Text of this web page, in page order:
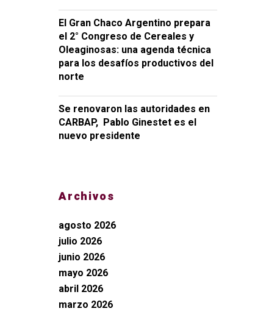
El Gran Chaco Argentino prepara
el 2° Congreso de Cereales y
Oleaginosas: una agenda técnica
para los desafíos productivos del
norte
Se renovaron las autoridades en
CARBAP, Pablo Ginestet es el
nuevo presidente
Archivos
agosto 2026
julio 2026
junio 2026
mayo 2026
abril 2026
marzo 2026